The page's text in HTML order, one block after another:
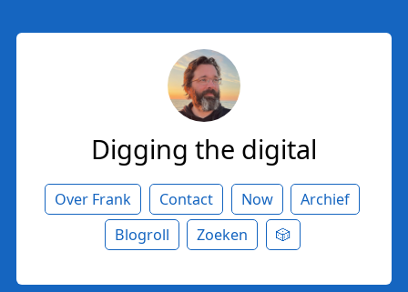
Digging the digital
Over Frank Contact Now
Archief
Blogroll
Zoeken 🎲